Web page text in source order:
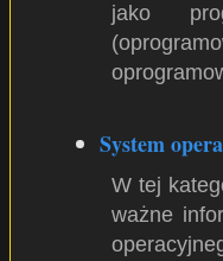
jako
System
W tej
ważne